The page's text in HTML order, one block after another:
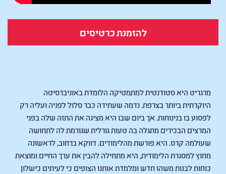
להזמנת כרטיסים
מרגריט היא סטודנטית למתמטיקה הלומדת באוניברסיטה
היוקרתית ביותר בצרפת. נדמה שעתידה כבר סלול לפניה ועליה רק
לפסוע בו בנינוחות. אך ביום שבו היא מציגה את התזה שלה בפני
המרצים הבכירים מתגלה בה טעות גורלית שגורמת לה לתחושה
שעולמה קרס. היא פורשת מהלימודים. דווקא ברחוב, לראשונה
מחוץ למסגרת הלימודית, היא מתחילה להבין את ערך החיים ומוצאת
כוחות לבנות משהו חדש ומלמדת אותנו הצופים כי לעיתים כישלון